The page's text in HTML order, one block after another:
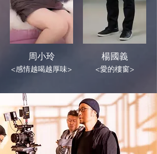
周小玲
<感情越喝越厚味>
楊國義
<愛的樓窗>